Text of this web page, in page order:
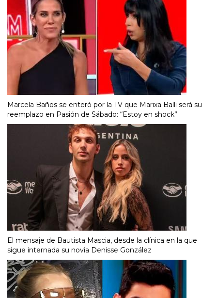
Marcela Baños se enteró por la TV que Marixa Balli será su
reemplazo en Pasión de Sábado: “Estoy en shock”
El mensaje de Bautista Mascia, desde la clínica en la que
sigue internada su novia Denisse González